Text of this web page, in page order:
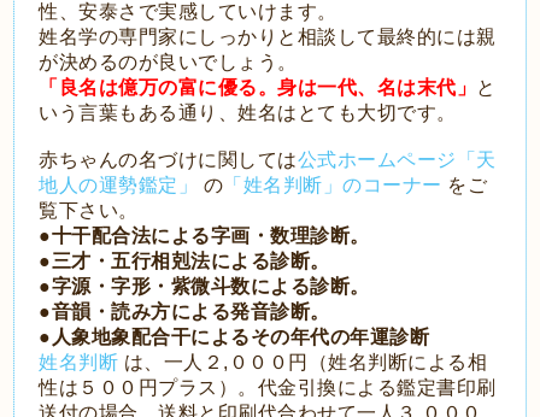
性、安泰さで実感していけます。
姓名学の専門家にしっかりと相談して最終的には親
が決めるのが良いでしょう。
「良名は億万の富に優る。身は一代、名は末代」 と
いう言葉もある通り、姓名はとても大切です。
赤ちゃんの名づけに関しては公式ホームページ「天
地人の運勢鑑定」
の 「姓名判断」のコーナー をご
覧下さい。
●十干配合法による字画・数理診断。
●三才・五行相剋法による診断。
●字源・字形・紫微斗数による診断。
●音韻・読み方による発音診断。
●人象地象配合干によるその年代の年運診断
姓名判断 は、一人２,０００円（姓名判断による相
性は５００円プラス）。代金引換による鑑定書印刷
送付の場合、送料と印刷代合わせて一人３,０００